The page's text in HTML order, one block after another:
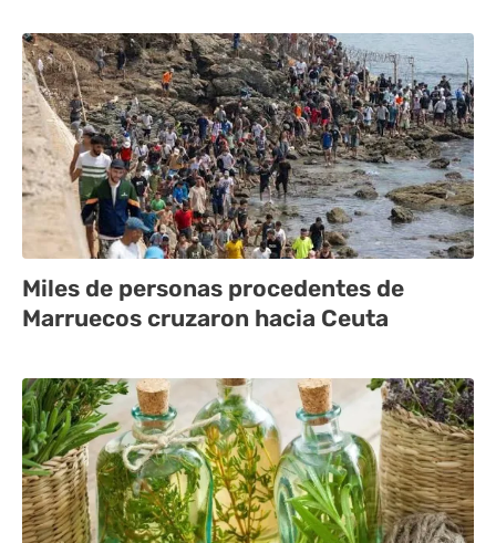
Miles de personas procedentes de
Marruecos cruzaron hacia Ceuta